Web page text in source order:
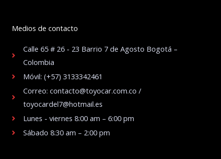
Medios de contacto
Calle 65 # 26 - 23 Barrio 7 de Agosto Bogotá –
Colombia
Móvil: (+57) 3133342461
Correo: contacto@toyocar.com.co /
toyocardel7@hotmail.es
Lunes - viernes 8:00 am – 6:00 pm
Sábado 8:30 am – 2:00 pm